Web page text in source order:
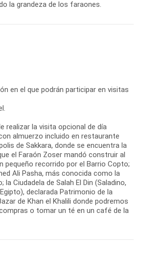
en el que podrán participar en visitas
realizar la visita opcional de día
almuerzo incluido en restaurante
de Sakkara, donde se encuentra la
el Faraón Zoser mandó construir al
pequeño recorrido por el Barrio Copto;
Ali Pasha, más conocida como la
Ciudadela de Salah El Din (Saladino,
declarada Patrimonio de la
de Khan el Khalili donde podremos
o tomar un té en un café de la